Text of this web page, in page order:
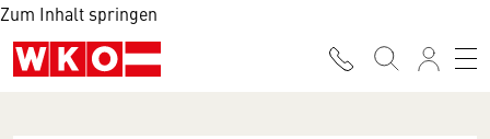
Zum Inhalt springen